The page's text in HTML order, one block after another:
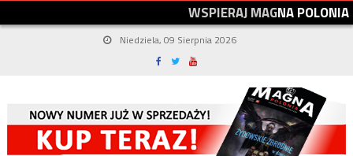
WSPIERAJMAGNAPOLONIA
Niedziela, 09 Sierpnia 2026